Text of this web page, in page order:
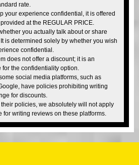
rate.
your experience confidential, it is offered
at the REGULAR PRICE.
you actually talk about or share
is determined solely by whether you wish
confidential.
does not offer a discount; it is an
the confidentiality option.
social media platforms, such as
have policies prohibiting writing
for discounts.
their policies, we absolutely will not apply
for writing reviews on these platforms.